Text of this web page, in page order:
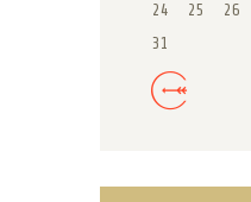
24
25 26
31